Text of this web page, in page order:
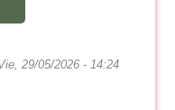
29/05/2026 - 14:24